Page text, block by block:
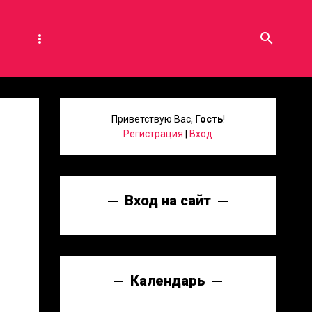
search
Приветствую Вас, Гость!
Регистрация
Вход
Вход на сайт
Календарь